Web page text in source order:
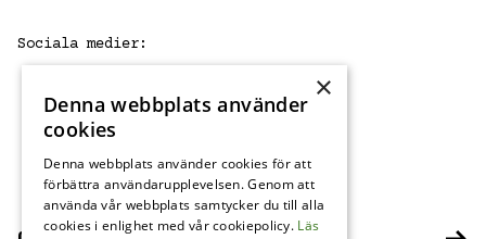
Sociala medier:
FB IG
×
Denna webbplats använder
cookies
Denna webbplats använder cookies för att
förbättra användarupplevelsen. Genom att
använda vår webbplats samtycker du till alla
cookies i enlighet med vår cookiepolicy. Läs